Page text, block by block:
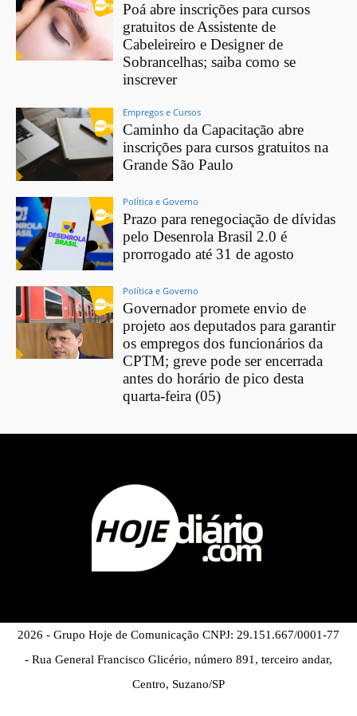
Poá abre inscrições para cursos
gratuitos de Assistente de
Cabeleireiro e Designer de
Sobrancelhas; saiba como se
inscrever
Empregos e Cursos
Caminho da Capacitação abre
inscrições para cursos gratuitos na
Grande São Paulo
Política e Governo
Prazo para renegociação de dívidas
pelo Desenrola Brasil 2.0 é
prorrogado até 31 de agosto
Política e Governo
Governador promete envio de
projeto aos deputados para garantir
os empregos dos funcionários da
CPTM; greve pode ser encerrada
antes do horário de pico desta
quarta-feira (05)
2026 - Grupo Hoje de Comunicação CNPJ: 29.151.667/0001-77
- Rua General Francisco Glicério, número 891, terceiro andar,
Centro, Suzano/SP